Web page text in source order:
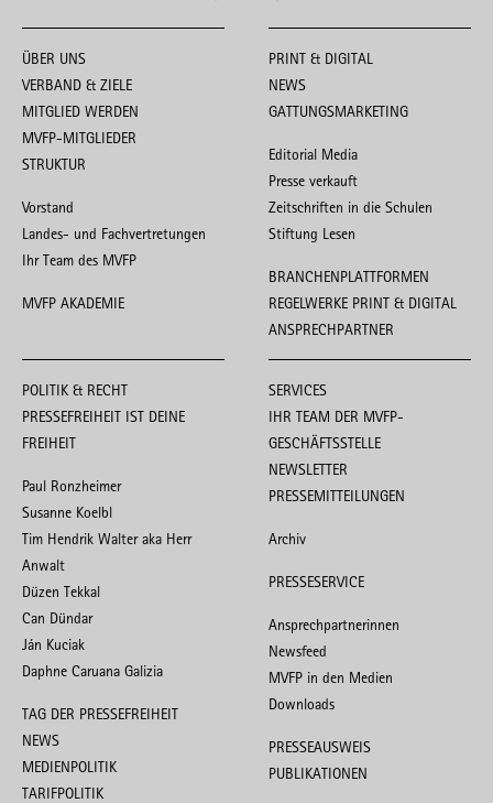
ÜBER UNS
VERBAND & ZIELE
MITGLIED WERDEN
MVFP-MITGLIEDER
STRUKTUR
Vorstand
Landes- und Fachvertretungen
Ihr Team des MVFP
MVFP AKADEMIE
PRINT & DIGITAL
NEWS
GATTUNGSMARKETING
Editorial Media
Presse verkauft
Zeitschriften in die Schulen
Stiftung Lesen
BRANCHENPLATTFORMEN
REGELWERKE PRINT & DIGITAL
ANSPRECHPARTNER
POLITIK & RECHT
PRESSEFREIHEIT IST DEINE
FREIHEIT
Paul Ronzheimer
Susanne Koelbl
Tim Hendrik Walter aka Herr
Anwalt
Düzen Tekkal
Can Dündar
Ján Kuciak
Daphne Caruana Galizia
TAG DER PRESSEFREIHEIT
NEWS
MEDIENPOLITIK
TARIFPOLITIK
SERVICES
IHR TEAM DER MVFP-
GESCHÄFTSSTELLE
NEWSLETTER
PRESSEMITTEILUNGEN
Archiv
PRESSESERVICE
Ansprechpartnerinnen
Newsfeed
MVFP in den Medien
Downloads
PRESSEAUSWEIS
PUBLIKATIONEN